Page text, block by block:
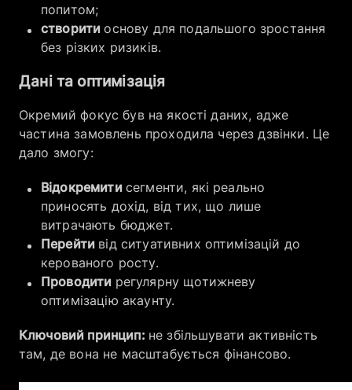
попитом;
створитиоснову для подальшого зростання
без різких ризиків.
Дані та оптимізація
Окремий фокус був на якості даних, адже
частина замовлень проходила через дзвінки. Це
дало змогу:
Відокремити сегменти, які реально
приносять дохід, від тих, що лише
витрачають бюджет.
Перейти від ситуативних оптимізацій до
керованого росту.
Проводити регулярну щотижневу
оптимізацію акаунту.
Ключовий принцип: не збільшувати активність
там, де вона не масштабується фінансово.